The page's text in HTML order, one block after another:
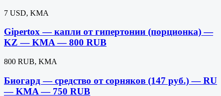
7 USD, KMA
Gipertox — капли от гипертонии (порционка) —
KZ — KMA — 800 RUB
800 RUB, KMA
Биогард — средство от сорняков (147 руб.) — RU
— KMA — 750 RUB